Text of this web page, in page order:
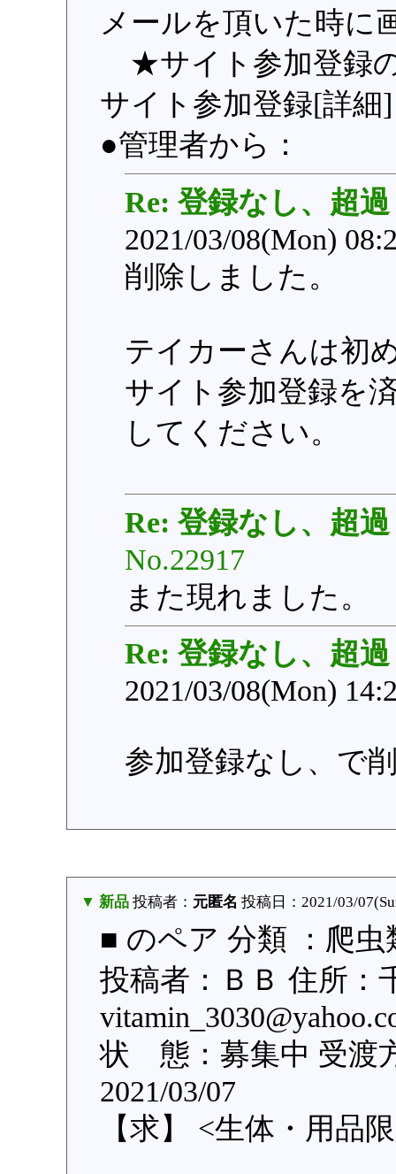
メールを頂いた時に
★サイト参加登録
サイト参加登録[詳細]
●管理者から：
Re: 登録なし、超過
2021/03/08(Mon)
削除しました。
テイカーさんは初
サイト参加登録を
してください。
Re: 登録なし、超過
No.22917
また現れました。
Re: 登録なし、超過
2021/03/08(Mon)
参加登録なし、で
▼ 新品投稿者： 元匿名 投稿日：2021/03/
■ のペア 分類 ：爬虫
投稿者：ＢＢ 住所：
状 態：募集中 受渡
2021/03/07
【求】 <生体・用品